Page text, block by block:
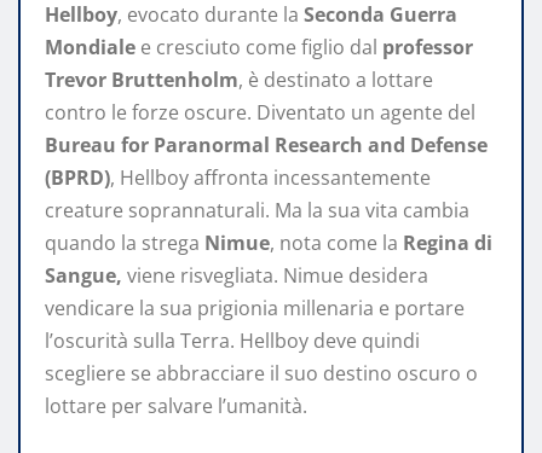
Hellboy, evocato durante la Seconda Guerra
Mondiale e cresciuto come figlio dal professor
Trevor Bruttenholm, è destinato a lottare
contro le forze oscure. Diventato un agente del
Bureau for Paranormal Research and Defense
(BPRD), Hellboy affronta incessantemente
creature soprannaturali. Ma la sua vita cambia
quando la strega Nimue, nota come la Regina di
Sangue, viene risvegliata. Nimue desidera
vendicare la sua prigionia millenaria e portare
l’oscurità sulla Terra. Hellboy deve quindi
scegliere se abbracciare il suo destino oscuro o
lottare per salvare l’umanità.